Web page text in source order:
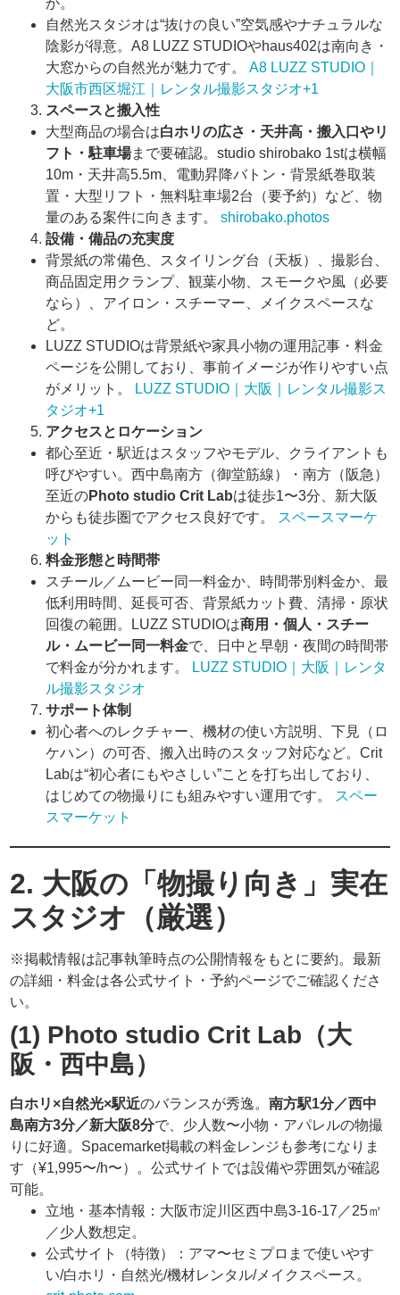
か。
自然光スタジオは“抜けの良い”空気感やナチュラルな
陰影が得意。A8 LUZZ STUDIOやhaus402は南向き・
大窓からの自然光が魅力です。A8 LUZZ STUDIO｜
大阪市西区堀江｜レンタル撮影スタジオ+1
スペースと搬入性
大型商品の場合は白ホリの広さ・天井高・搬入口やリ
フト・駐車場まで要確認。studio shirobako 1stは横幅
10m・天井高5.5m、電動昇降バトン・背景紙巻取装
置・大型リフト・無料駐車場2台（要予約）など、物
量のある案件に向きます。shirobako.photos
設備・備品の充実度
背景紙の常備色、スタイリング台（天板）、撮影台、
商品固定用クランプ、観葉小物、スモークや風（必要
なら）、アイロン・スチーマー、メイクスペースな
ど。
LUZZ STUDIOは背景紙や家具小物の運用記事・料金
ページを公開しており、事前イメージが作りやすい点
がメリット。
LUZZ STUDIO｜大阪｜レンタル撮影ス
タジオ+1
アクセスとロケーション
都心至近・駅近はスタッフやモデル、クライアントも
呼びやすい。西中島南方（御堂筋線）・南方（阪急）
至近のPhoto studio Crit Labは徒歩1〜3分、新大阪
からも徒歩圏でアクセス良好です。
スペースマーケ
ット
料金形態と時間帯
スチール／ムービー同一料金か、時間帯別料金か、最
低利用時間、延長可否、背景紙カット費、清掃・原状
回復の範囲。LUZZ STUDIOは商用・個人・スチー
ル・ムービー同一料金で、日中と早朝・夜間の時間帯
で料金が分かれます。
LUZZ STUDIO｜大阪｜レンタ
ル撮影スタジオ
サポート体制
初心者へのレクチャー、機材の使い方説明、下見（ロ
ケハン）の可否、搬入出時のスタッフ対応など。Crit
Labは“初心者にもやさしい”ことを打ち出しており、
はじめての物撮りにも組みやすい運用です。
スペー
スマーケット
2. 大阪の「物撮り向き」実在
スタジオ（厳選）
※掲載情報は記事執筆時点の公開情報をもとに要約。最新
の詳細・料金は各公式サイト・予約ページでご確認くださ
い。
(1) Photo studio Crit Lab（大
阪・西中島）
白ホリ×自然光×駅近のバランスが秀逸。南方駅1分／西中
島南方3分／新大阪8分で、少人数〜小物・アパレルの物撮
りに好適。Spacemarket掲載の料金レンジも参考になりま
す（¥1,995〜/h〜）。公式サイトでは設備や雰囲気が確認
可能。
立地・基本情報：大阪市淀川区西中島3-16-17／25㎡
／少人数想定。
公式サイト（特徴）：アマ〜セミプロまで使いやす
い/白ホリ・自然光/機材レンタル/メイクスペース。